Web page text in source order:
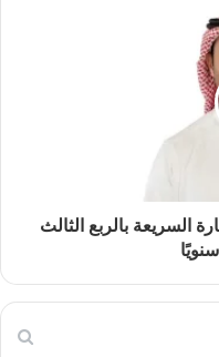
السريعة بالربع الثالث